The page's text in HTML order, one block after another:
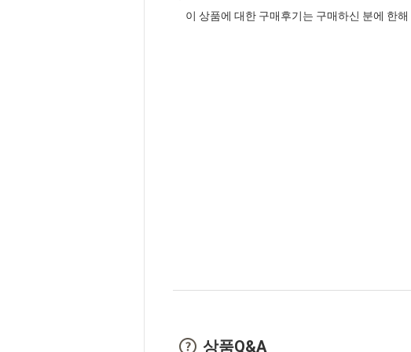
이 상품에 대한 구매후기는 구매하신 분에 한해
상품Q&A